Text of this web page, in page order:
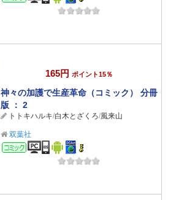
165円 ポイント15％
神々の加護で生産革命（コミック） 分冊
版 ： 2
トトキハルキ/白木とざくろ/風来山
双葉社
コミック